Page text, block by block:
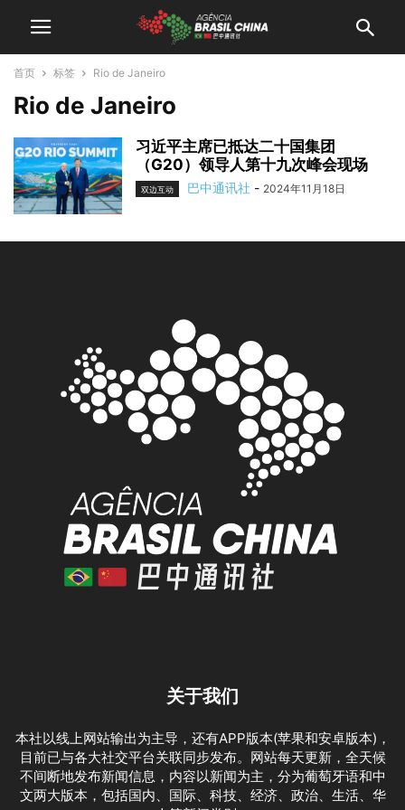
首页 标签 Rio de Janeiro
Rio de Janeiro
习近平主席已抵达二十国集团
（G20）领导人第十九次峰会现场
双边互动 巴中通讯社 - 2024年11月18日
关于我们
本社以线上网站输出为主导，还有APP版本(苹果和安卓版本)，
目前已与各大社交平台关联同步发布。网站每天更新，全天候
不间断地发布新闻信息，内容以新闻为主，分为葡萄牙语和中
文两大版本，包括国内、国际、科技、经济、政治、生活、华